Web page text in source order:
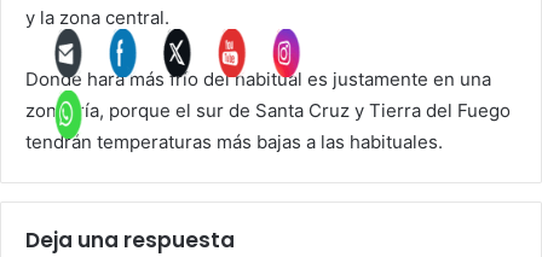
y la zona central.
Donde hará más frío del habitual es justamente en una
zona fría, porque el sur de Santa Cruz y Tierra del Fuego
tendrán temperaturas más bajas a las habituales.
Deja una respuesta